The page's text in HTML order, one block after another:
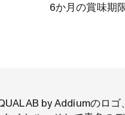
6か月の賞味期